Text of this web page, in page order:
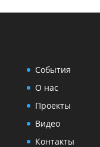
События
О нас
Проекты
Видео
Контакты